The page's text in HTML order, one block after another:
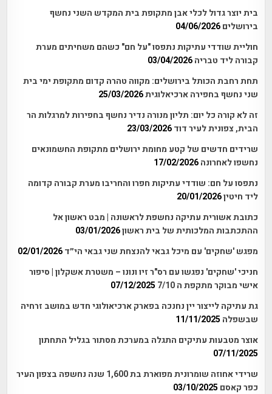
בית יוצר גדול לכלי אבן מתקופת בית המקדש השני נחשף
בירושלים 04/06/2026
חוליית שודדי עתיקות נתפסו "על חם" כשהם משחיתים מערת
קבורה ליד טבריה 03/04/2026
תחת רחבת הכותל בירושלים: מקווה טהרה קדום מתקופת ימי בית
שני נחשף בחפירה ארכיאלוגית25/03/2026
זה לא קורה כל יום: תליון מנורה נדיר נחשף בחפירות למרגלות הר
הבית, צפונית לעיר דוד 23/03/2026
שרידים חדשים של קטע מחומת ירושלים מתקופת החשמונאים
נחשפו לאחרונה 17/02/2026
נתפסו על חם: שודדי עתיקות חפרו והחריבו מערת קבורה קדומה
ליד חיטין20/01/2026
כתובת אשורית עתיקה נחשפת לראשונה | מבט ראשון אל
ההתכתבות המלכותית של בית ראשון03/01/2026
מפגש 'שחקים' עם מיכל גבאי להנצחת שני גבאי הי״ד 02/01/2026
חניכי 'שחקים' נפגשו עם רס"ר זיו ונונו – משטרת אשקלון | סיפור
אישי מבוקר מתקפת ה 7/10
07/12/2025
גת עתיקה לייצור יין נחנכה בפארק ארכיאולוגי חדש במושב זרחיה
שבשפלה 11/11/2025
אוצר מטבעות עתיקים התגלה במערכת מסתור בגליל התחתון
07/11/2025
שרידי אחוזה שומרונית מפוארת בת 1,600 שנה נחשפה בצפון העיר
כפר קאסם 03/10/2025